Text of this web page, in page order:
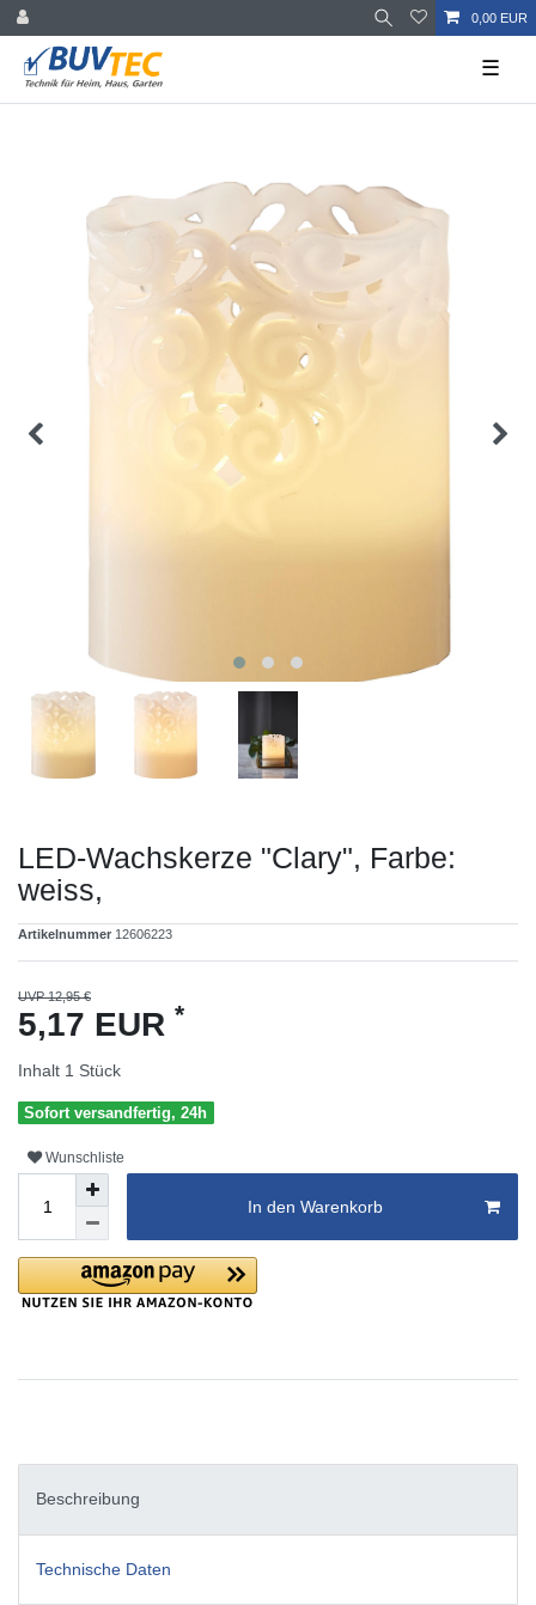
0,00 EUR
☰
LED-Wachskerze "Clary", Farbe:
weiss,
Artikelnummer 12606223
UVP 12,95 €
5,17 EUR *
Inhalt 1 Stück
Sofort versandfertig, 24h
Wunschliste
In den Warenkorb
Beschreibung
Technische Daten